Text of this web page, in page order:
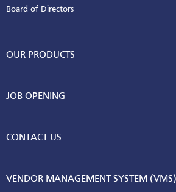
Board of Directors
OUR PRODUCTS
JOB OPENING
CONTACT US
VENDOR MANAGEMENT SYSTEM (VMS)